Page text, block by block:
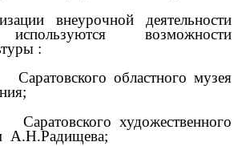
внеурочной деятельности
возможности
:
Саратовского областного музея
Саратовского художественного
А.Н.Радищева;